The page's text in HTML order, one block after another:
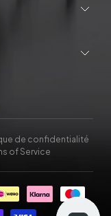
de confidentialité
of Service